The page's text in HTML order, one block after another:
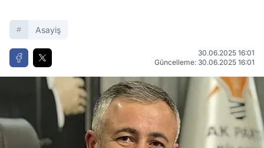
Asayiş
30.06.2025 16:01
Güncelleme: 30.06.2025 16:01